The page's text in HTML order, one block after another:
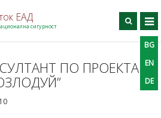
ЕАД
сигурност
Търси
BG
EN
DE
ПО ПРОЕКТА
DE